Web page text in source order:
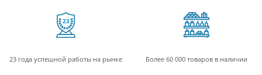
23 года успешной работы на рынке Более 60 000 товаров в наличии